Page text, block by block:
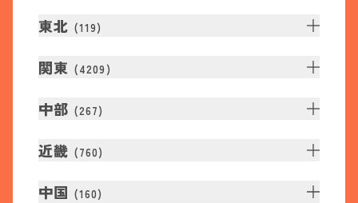
東北 (119)
関東 (4209 )
中部 (267)
近畿 (760)
中国 (160)